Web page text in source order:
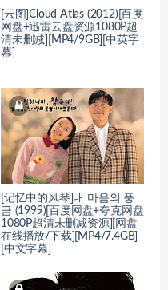
[云图]Cloud Atlas (2012)[百度
网盘+迅雷云盘资源1080P超
清未删减][MP4/9GB][中英字
幕]
[记忆中的风琴]내 마음의 풍
금 (1999)[百度网盘+夸克网盘
1080P超清未删减资源][网盘
在线播放/下载][MP4/7.4GB]
[中文字幕]